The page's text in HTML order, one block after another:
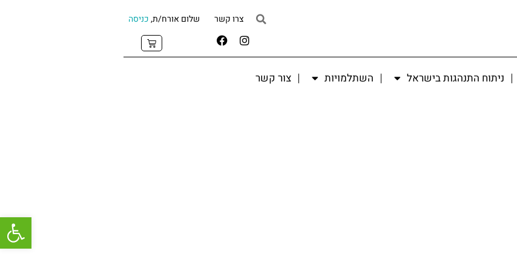
צרו קשר שלום אורח/ת,כניסה
ניתוח התנהגות בישראל השתלמויות צור קשר